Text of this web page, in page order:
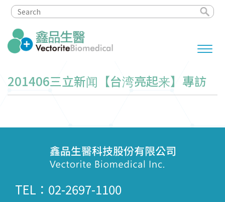
201406三立新闻【台湾亮起来】專訪
TEL：02-2697-1100